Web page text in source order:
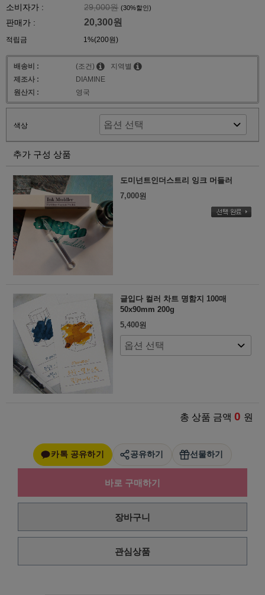
소비자가 : 29,000원 (30%할인)
판매가 : 20,300원
적립금 1%(200원)
배송비 : (조건)
지역별
제조사 :
DIAMINE
원산지 :
영국
색상
추가 구성 상품
도미넌트인더스트리 잉크 머들러
7,000원
글입다 컬러 차트 명함지 100매
50x90mm 200g
5,400원
총 상품 금액 0 원
카톡 공유하기 공유하기 선물하기
바로 구매하기
장바구니
관심상품